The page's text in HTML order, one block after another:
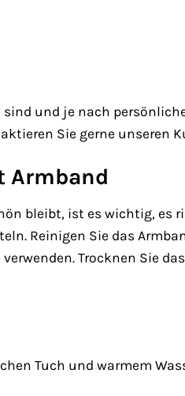
und je nach
Sie gerne unseren
Armband
bleibt, ist es wichtig, es
Reinigen Sie das
Trocknen Sie
Tuch und warmem